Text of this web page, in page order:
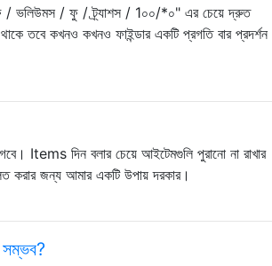
/ ভলিউমস / ফু / ট্র্যাশস / 1০০/*০" এর চেয়ে দ্রুত
তবে কখনও কখনও ফাইন্ডার একটি প্রগতি বার প্রদর্শন
Items দিন বলার চেয়ে আইটেমগুলি পুরানো না রাখার
করার জন্য আমার একটি উপায় দরকার।